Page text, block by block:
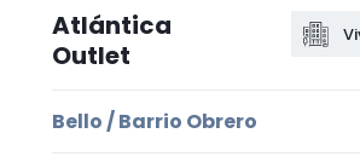
Atlántica
Outlet
Bello / Barrio Obrero